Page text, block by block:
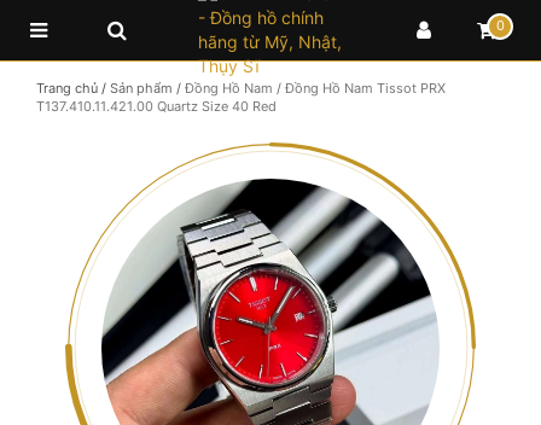
0
Trang chủ / Sản phẩm / Đồng Hồ Nam / Đồng Hồ Nam Tissot PRX
T137.410.11.421.00 Quartz Size 40 Red